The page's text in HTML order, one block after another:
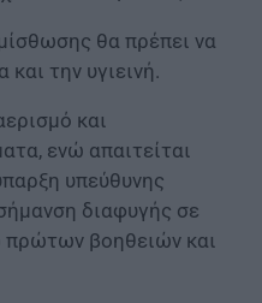
θα πρέπει να
την υγιεινή.
και
ενώ απαιτείται
υπεύθυνης
διαφυγής σε
πρώτων βοηθειών και